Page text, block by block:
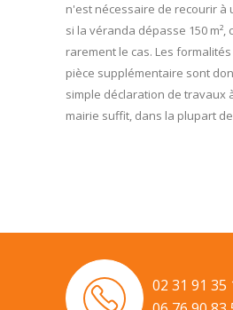
n'est nécessaire de recourir à
si la véranda dépasse 150 m²,
rarement le cas. Les
pièce supplémentaire sont
simple déclaration de travaux
mairie suffit, dans la plupart
02 31 91 35